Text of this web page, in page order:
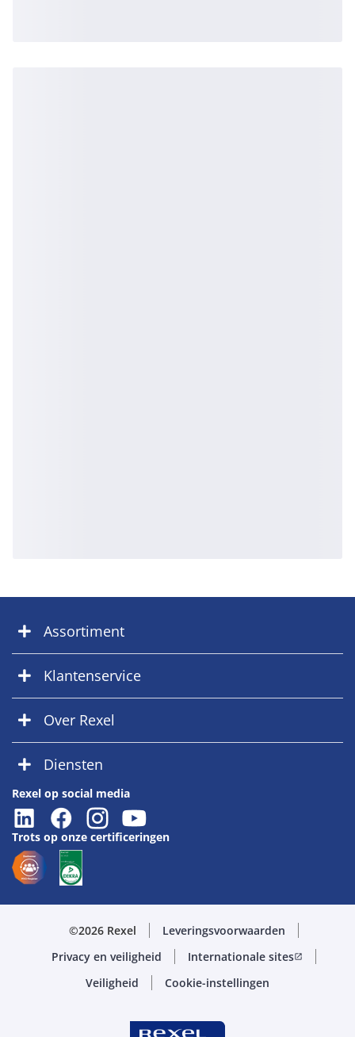
Assortiment
Klantenservice
Over Rexel
Diensten
Rexel op social media
Trots op onze certificeringen
©2026 Rexel
Leveringsvoorwaarden
Privacy en veiligheid
Internationale sitesopen_in_new
Veiligheid Cookie-instellingen